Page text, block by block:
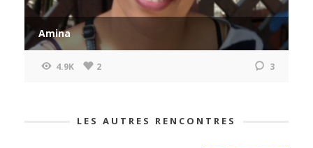
Amina
4.9K 2 3
LES AUTRES RENCONTRES